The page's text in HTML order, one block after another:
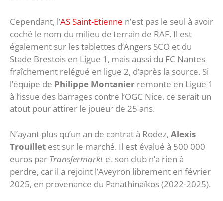
Cependant, l’AS Saint-Etienne n’est pas le seul à avoir
coché le nom du milieu de terrain de RAF. Il est
également sur les tablettes d’Angers SCO et du
Stade Brestois en Ligue 1, mais aussi du FC Nantes
fraîchement relégué en ligue 2, d’après la source. Si
l’équipe de Philippe Montanier remonte en Ligue 1
à l’issue des barrages contre l’OGC Nice, ce serait un
atout pour attirer le joueur de 25 ans.
N’ayant plus qu’un an de contrat à Rodez, Alexis
Trouillet est sur le marché. Il est évalué à 500 000
euros par Transfermarkt et son club n’a rien à
perdre, car il a rejoint l’Aveyron librement en février
2025, en provenance du Panathinaïkos (2022-2025).